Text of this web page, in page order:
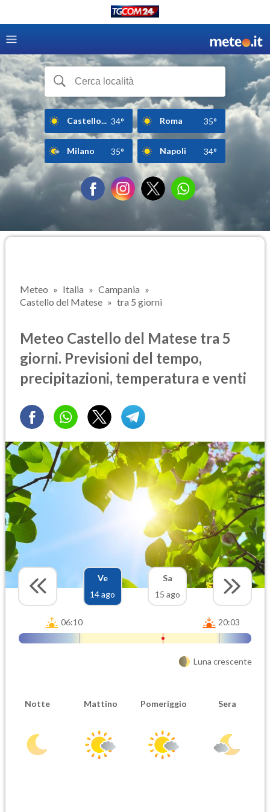
Castello... 34° Roma 35°
Milano 35° Napoli 34°
Meteo Italia
Campania
Castello del Matese
tra 5 giorni
Meteo Castello del Matese tra 5
giorni. Previsioni del tempo,
precipitazioni, temperatura e venti
Ve
14 ago
Sa
15 ago
06:10 20:03
Luna crescente
Notte Mattino Pomeriggio Sera